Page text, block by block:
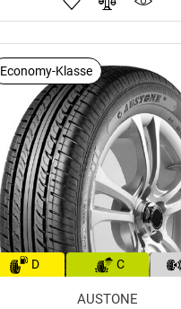
Economy-Klasse
D C
AUSTONE